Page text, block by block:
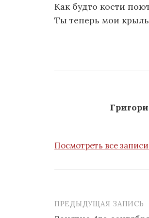
Как будто кости
Ты теперь мои
Посмотреть все
ПРЕДЫДУЩАЯ ЗАПИСЬ